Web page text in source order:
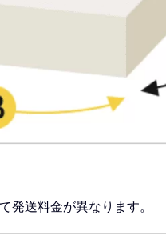
発送料金が異なります。